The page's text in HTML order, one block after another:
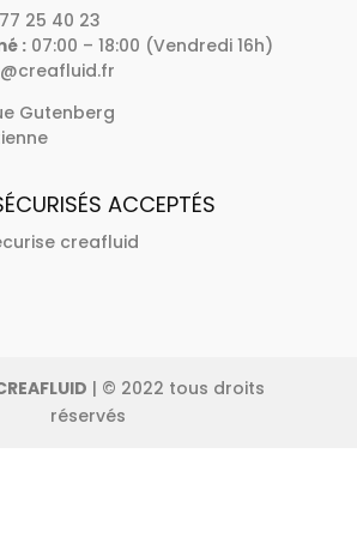
25 40 23
:07:00 – 18:00 (Vendredi 16h)
Gutenberg
ACCEPTÉS
| © 2022 tous droits
réservés